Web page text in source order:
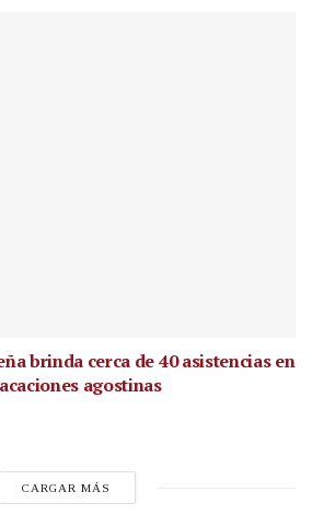
brinda cerca de 40 asistencias en
agostinas
CARGAR MÁS